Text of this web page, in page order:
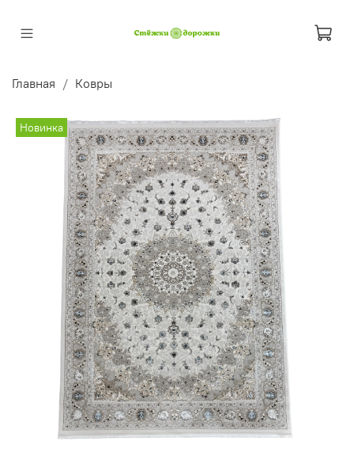
Главная Ковры
Новинка